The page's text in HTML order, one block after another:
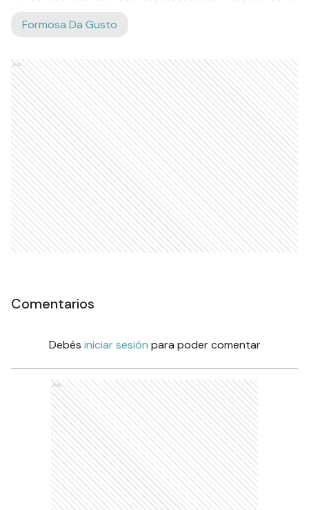
Formosa Da Gusto
Ads
Comentarios
Debés iniciar sesión para poder comentar
Ads